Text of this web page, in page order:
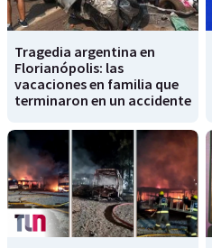
Tragedia argentina en
Florianópolis: las
vacaciones en familia que
terminaron en un accidente